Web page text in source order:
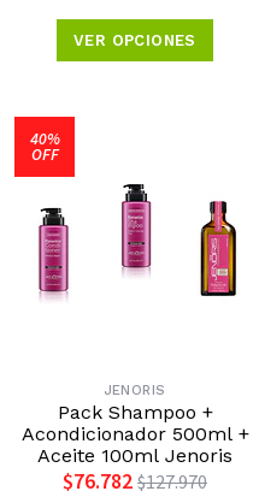
VER OPCIONES
40%
OFF
JENORIS
Pack Shampoo +
Acondicionador 500ml +
Aceite 100ml Jenoris
$76.782 $127.970